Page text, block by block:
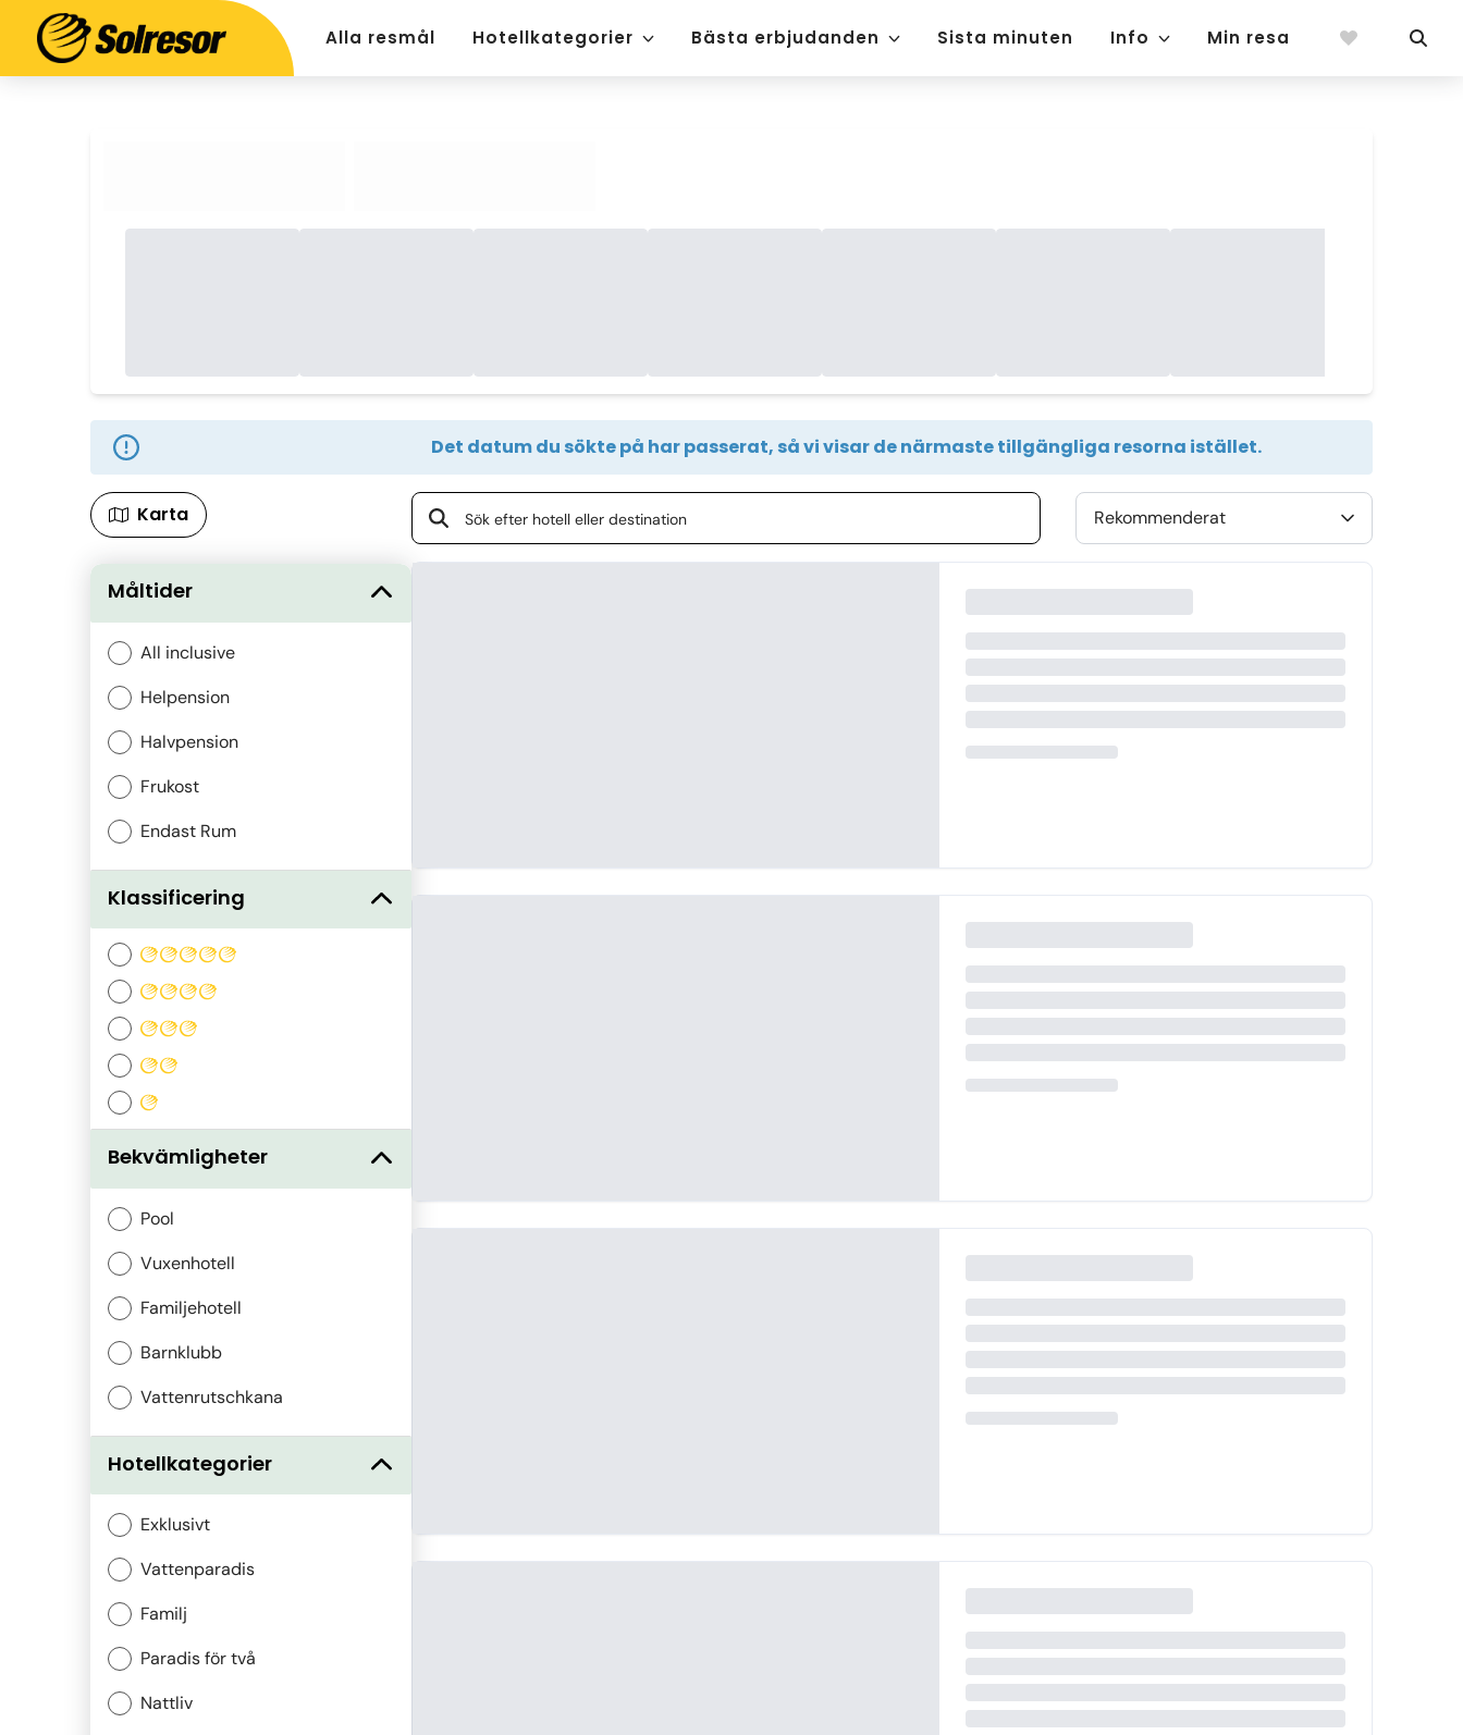
Alla resmål Hotellkategorier Bästa erbjudanden Sista minuten Info Min resa
Det datum du sökte på har passerat, så vi visar de närmaste tillgängliga resorna istället.
Karta
Måltider
All inclusive
Helpension
Halvpension
Frukost
Endast Rum
Klassificering
Bekvämligheter
Pool
Vuxenhotell
Familjehotell
Barnklubb
Vattenrutschkana
Hotellkategorier
Exklusivt
Vattenparadis
Familj
Paradis för två
Nattliv
Rekommenderat